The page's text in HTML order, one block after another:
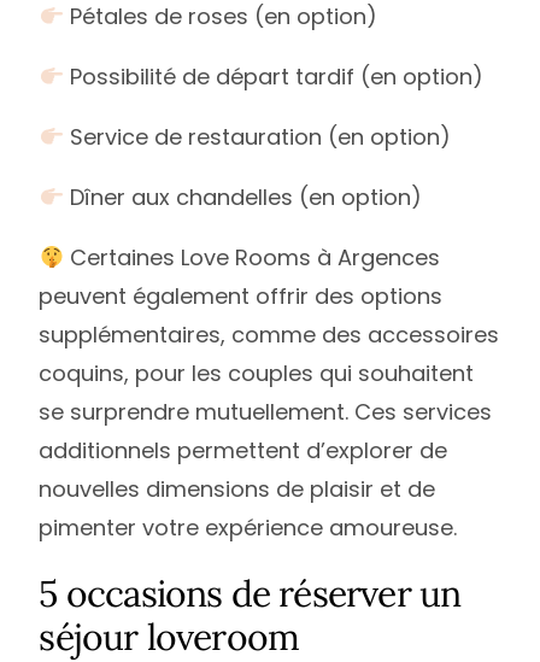
Pétales de roses (en option)
Possibilité de départ tardif (en option)
Service de restauration (en option)
Dîner aux chandelles (en option)
Certaines Love Rooms à Argences
peuvent également offrir des options
supplémentaires, comme des accessoires
coquins, pour les couples qui souhaitent
se surprendre mutuellement. Ces services
additionnels permettent d’explorer de
nouvelles dimensions de plaisir et de
pimenter votre expérience amoureuse.
5 occasions de réserver un
séjour loveroom